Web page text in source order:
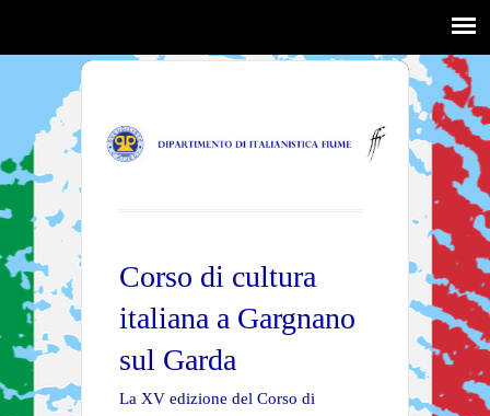
Corso di cultura
italiana a Gargnano
sul Garda
La XV edizione del Corso di